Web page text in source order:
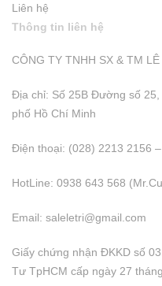
Liên hệ
Thông tin liên hệ
CÔNG TY TNHH SX & TM LÊ
Địa chỉ: Số 25B Đường số
phố Hồ Chí Minh
Điện thoại: (028) 2213 2156
HotLine: 0938 643 568
Email: saleletri@gmail.com
Giấy chứng nhận ĐKKD số
Tư TpHCM cấp ngày 27